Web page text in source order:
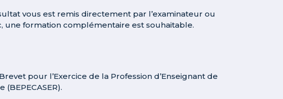
vous est remis directement par l’examinateur ou
une formation complémentaire est souhaitable.
pour l’Exercice de la Profession d’Enseignant de